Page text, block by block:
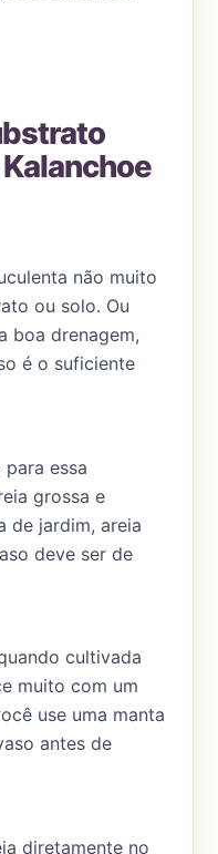
não muito
ou solo. Ou
boa drenagem,
é o suficiente
essa
grossa e
de jardim, areia
deve ser de
cultivada
muito com um
use uma manta
antes de
diretamente no